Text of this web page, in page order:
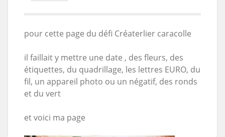
pour cette page du défi Créaterlier caracolle
il faillait y mettre une date , des fleurs, des
étiquettes, du quadrillage, les lettres EURO, du
fil, un appareil photo ou un négatif, des ronds
et du vert
et voici ma page